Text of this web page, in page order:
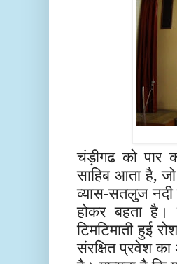
चंड़ीगढ को पार
साहिब आता है,
व्यास-सतलुज
होकर बहता
टिमटिमाती हुई
संरक्षित प्रवेश